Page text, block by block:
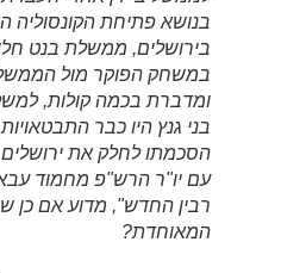
בנושא פתיחת הקונסוליה
בירושלים, ממשלת בנט
במשחק הפוקר מול
ומדברת בכמה קולות,
בני גנץ היו כבר
הסכמתו לחלק את
עם יו"ר הרש"פ מחמוד
רבין החדש", מדוע אם כן
המאוחדת?